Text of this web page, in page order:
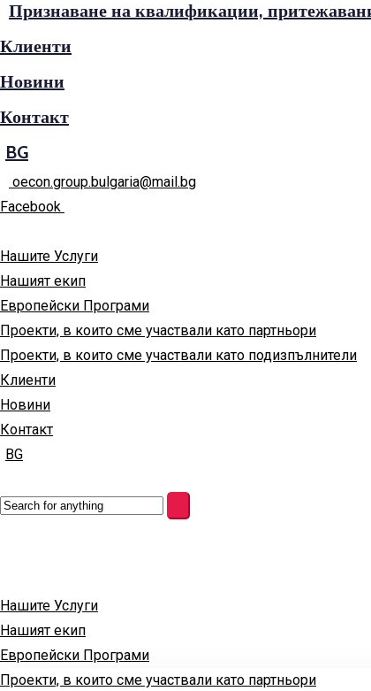
Признаване на квалификации,
Клиенти
Новини
Контакт
BG
oecon.group.bulgaria@mail.bg
Facebook
Нашите Услуги
Нашият екип
Европейски Програми
Проекти, в които сме участвали като партньори
Проекти, в които сме участвали като подизпълнители
Клиенти
Новини
Контакт
BG
Нашите Услуги
Нашият екип
Европейски Програми
Проекти, в които сме участвали като партньори